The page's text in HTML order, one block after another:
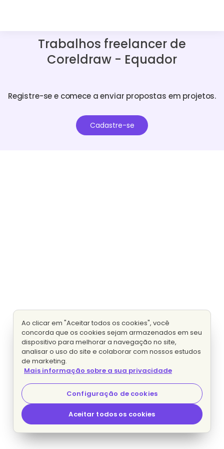
Trabalhos freelancer de
Coreldraw - Equador
Registre-se e comece a enviar propostas em projetos.
Cadastre-se
Ao clicar em "Aceitar todos os cookies", você
concorda que os cookies sejam armazenados em seu
dispositivo para melhorar a navegação no site,
analisar o uso do site e colaborar com nossos estudos
de marketing.
Mais informação sobre a sua privacidade
Configuração de cookies
Aceitar todos os cookies